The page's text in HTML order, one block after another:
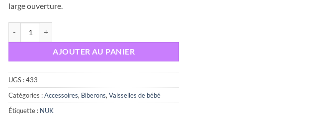
large ouverture.
AJOUTER AU PANIER
UGS :433
Catégories :Accessoires, Biberons, Vaisselles de bébé
Étiquette : NUK